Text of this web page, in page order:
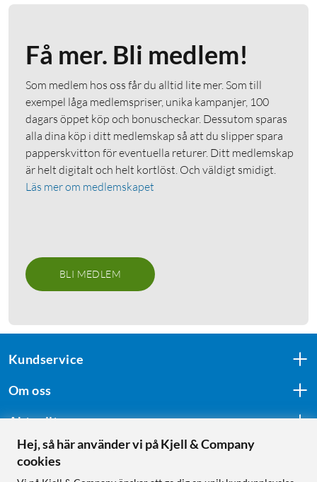
Få mer. Bli medlem!
Som medlem hos oss får du alltid lite mer. Som till
exempel låga medlemspriser, unika kampanjer, 100
dagars öppet köp och bonuscheckar. Dessutom sparas
alla dina köp i ditt medlemskap så att du slipper spara
papperskvitton för eventuella returer. Ditt medlemskap
är helt digitalt och helt kortlöst. Och väldigt smidigt.
Läs mer om medlemskapet
BLI MEDLEM
Kundservice
Om oss
Aktuellt
Följ oss
Hej, så här använder vi på Kjell & Company
cookies